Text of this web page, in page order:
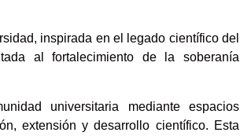
inspirada en el legado científico del
al fortalecimiento de la soberanía
universitaria mediante espacios
extensión y desarrollo científico. Esta